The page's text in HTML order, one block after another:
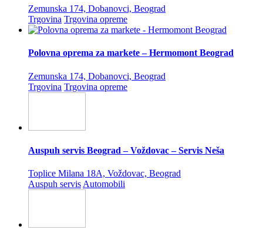
Zemunska 174, Dobanovci, Beograd
Trgovina Trgovina opreme
Polovna oprema za markete – Hermomont Beograd
Zemunska 174, Dobanovci, Beograd
Trgovina Trgovina opreme
Auspuh servis Beograd – Voždovac – Servis Neša
Toplice Milana 18A, Voždovac, Beograd
Auspuh servis Automobili